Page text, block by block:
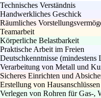
Technisches Verständnis
Handwerkliches Geschick
Räumliches
Teamarbeit
Körperliche Belastbarkeit
Praktische Arbeit im Freien
Deutschkenntnisse (mindestens
Verarbeitung von Metall und
Sicheres Einrichten und
Erstellung von Hausanschlüssen
Verlegen von Rohren für Gas-,